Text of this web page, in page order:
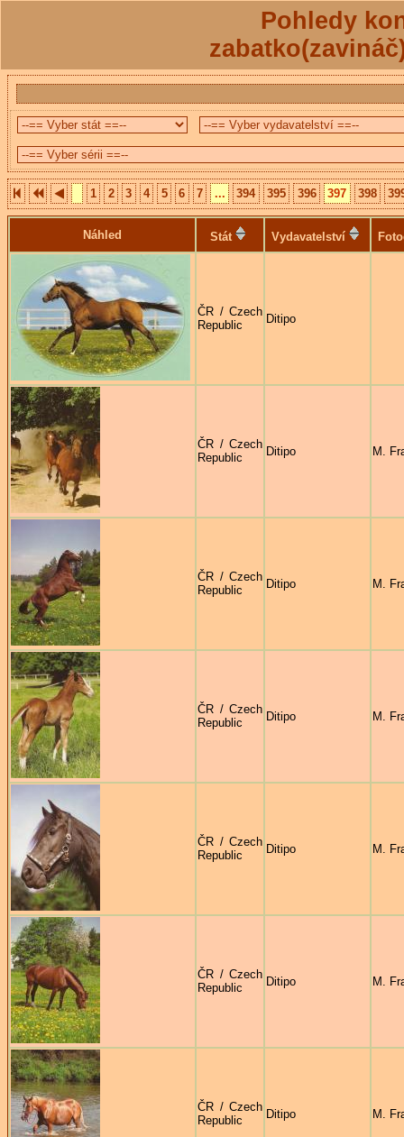
Pohledy
1 2 3 4 5 6 7 ... 394 395 396 397 398
Náhled Stát Vydavatelství
ČR / Czech
Republic
Ditipo
ČR / Czech
Republic
Ditipo M.
ČR / Czech
Republic
Ditipo M.
ČR / Czech
Republic
Ditipo M.
ČR / Czech
Republic
Ditipo M.
ČR / Czech
Republic
Ditipo M.
ČR / Czech
Republic
Ditipo M.